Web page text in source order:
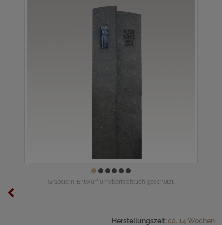
Grabstein-Entwurf urheberrechtlich geschützt.
Herstellungszeit: ca. 14 Wochen